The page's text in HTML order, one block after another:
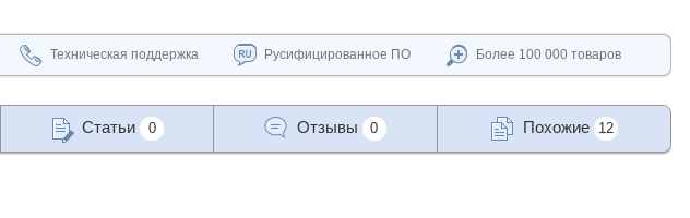
Техническая поддержка Русифицированное ПО Более 100 000 товаров
Статьи 0 Отзывы 0 Похожие 12